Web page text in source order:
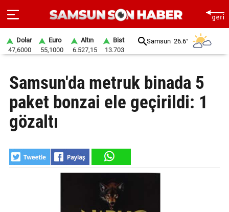
SAYFA
SAMSUN
HABER
GÜNDEM
Dolar
47,6000
Euro
55,1000
Altın
6.527,15
Bist
13.703
Samsun 26.6°
Samsun'da metruk binada 5
paket bonzai ele geçirildi: 1
gözaltı